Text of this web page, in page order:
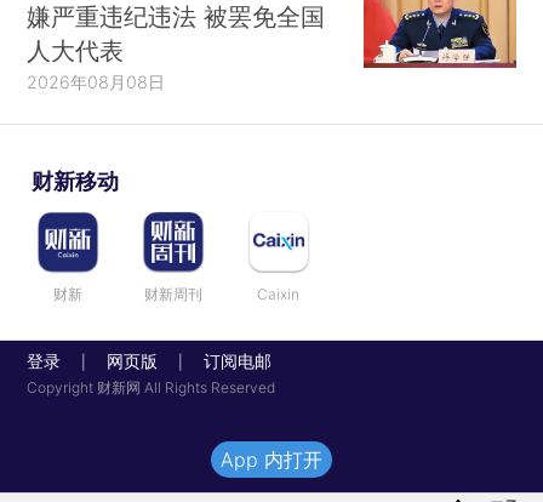
嫌严重违纪违法 被罢免全国
人大代表
2026年08月08日
财新移动
财新 财新周刊 Caixin
登录 网页版 订阅电邮
Copyright 财新网 All Rights Reserved
App 内打开